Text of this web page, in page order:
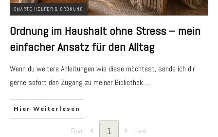
SMARTE HELFER & ORDNUNG
Ordnung im Haushalt ohne Stress – mein
einfacher Ansatz für den Alltag
Wenn du weitere Anleitungen wie diese möchtest, sende ich dir
gerne sofort den Zugang zu meiner Bibliothek ...
Hier Weiterlesen
First 1 Last